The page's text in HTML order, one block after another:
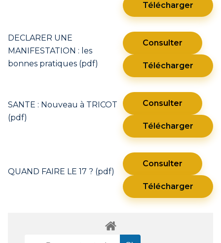
Télécharger
DECLARER UNE
MANIFESTATION : les
bonnes pratiques (pdf)
Consulter
Télécharger
SANTE : Nouveau à TRICOT
(pdf)
Consulter
Télécharger
QUAND FAIRE LE 17 ? (pdf)
Consulter
Télécharger